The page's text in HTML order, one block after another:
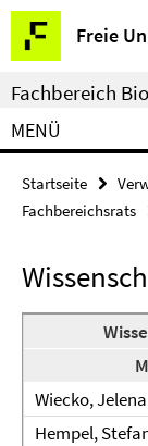
Springe
direkt
zu
Inhalt
Freie
Service-
Navigation
Fachbereich
MENÜ
Startseite
Fachbereichsrats
Wiecko, Jelena
Hempel,